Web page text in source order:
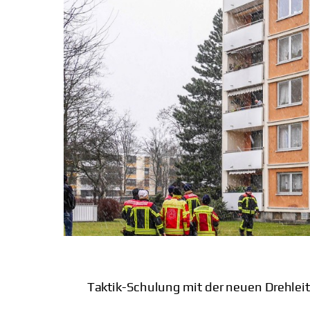
Taktik-Schulung mit der neuen